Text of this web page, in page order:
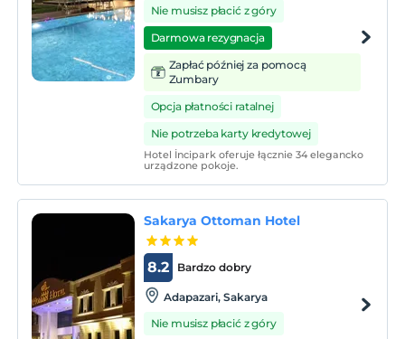
Nie musisz płacić z góry
Darmowa rezygnacja
Zapłać później za pomocą
Zumbary
Opcja płatności ratalnej
Nie potrzeba karty kredytowej
Hotel İncipark oferuje łącznie 34 elegancko
urządzone pokoje.
Sakarya Ottoman Hotel
Bardzo dobry
8.2
Adapazari, Sakarya
Nie musisz płacić z góry